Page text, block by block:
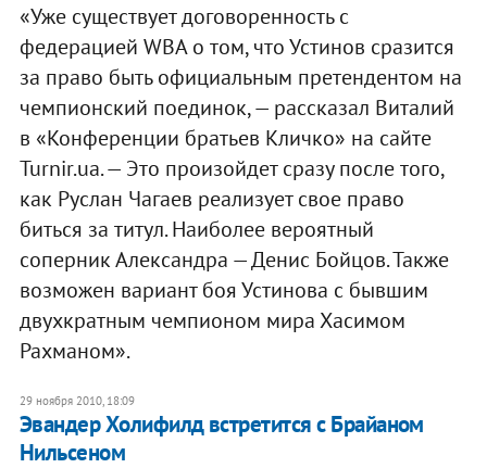
«Уже существует договоренность с
федерацией WBA о том, что Устинов сразится
за право быть официальным претендентом на
чемпионский поединок, — рассказал Виталий
в «Конференции братьев Кличко» на сайте
Turnir.ua. — Это произойдет сразу после того,
как Руслан Чагаев реализует свое право
биться за титул. Наиболее вероятный
соперник Александра — Денис Бойцов. Также
возможен вариант боя Устинова с бывшим
двухкратным чемпионом мира Хасимом
Рахманом».
29 ноября 2010, 18:09
Эвандер Холифилд встретится с Брайаном
Нильсеном